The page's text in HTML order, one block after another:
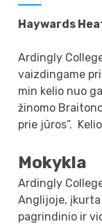
Haywards
Ardingly
vaizdingame
min kelio nuo
žinomo
prie jūros”.
Mokykla
Ardingly
Anglijoje, įkurta
pagrindinio ir